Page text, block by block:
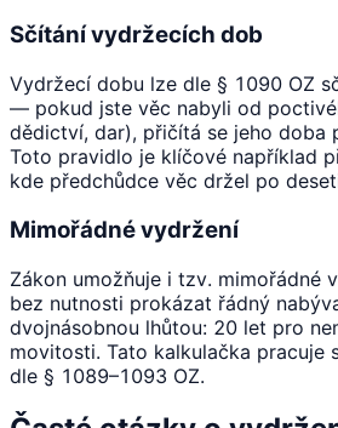
Sčítání vydržecích dob
Vydržecí dobu lze dle § 1090 OZ
— pokud jste věc nabyli od
dědictví, dar), přičítá se jeho doba
Toto pravidlo je klíčové například
kde předchůdce věc držel po
Mimořádné vydržení
Zákon umožňuje i tzv. mimořádné
bez nutnosti prokázat řádný
dvojnásobnou lhůtou: 20 let pro
movitosti. Tato kalkulačka pracuje
dle § 1089–1093 OZ.